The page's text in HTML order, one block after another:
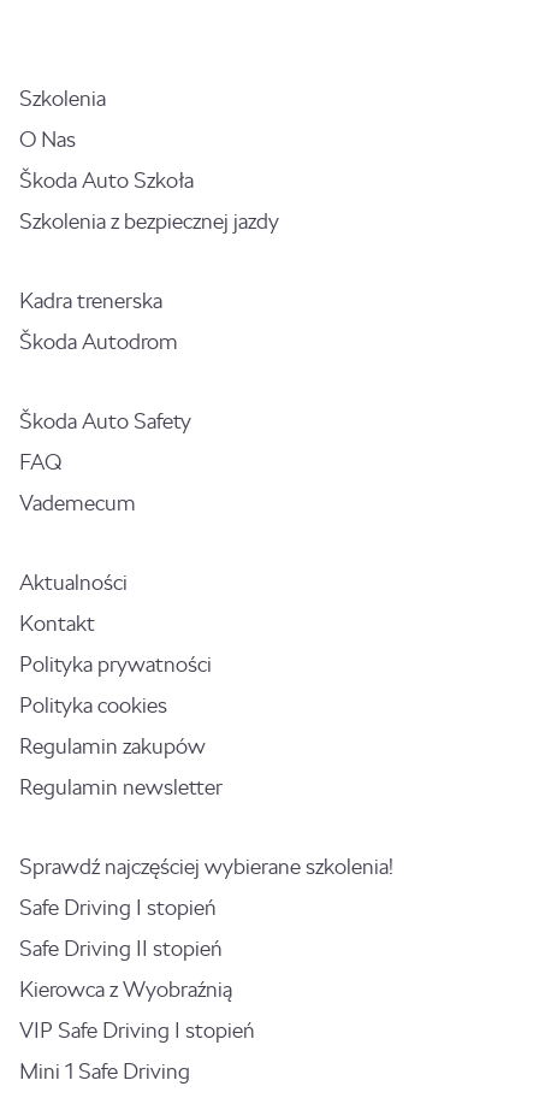
Szkolenia
O Nas
Škoda Auto Szkoła
Szkolenia z bezpiecznej jazdy
Kadra trenerska
Škoda Autodrom
Škoda Auto Safety
FAQ
Vademecum
Aktualności
Kontakt
Polityka prywatności
Polityka cookies
Regulamin zakupów
Regulamin newsletter
Sprawdź najczęściej wybierane szkolenia!
Safe Driving I stopień
Safe Driving II stopień
Kierowca z Wyobraźnią
VIP Safe Driving I stopień
Mini 1 Safe Driving